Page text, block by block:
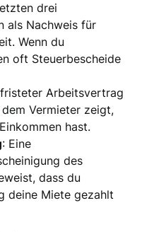
drei
als Nachweis für
Wenn du
oft Steuerbescheide
Arbeitsvertrag
Vermieter zeigt,
hast.
: Eine
des
dass du
deine Miete gezahlt